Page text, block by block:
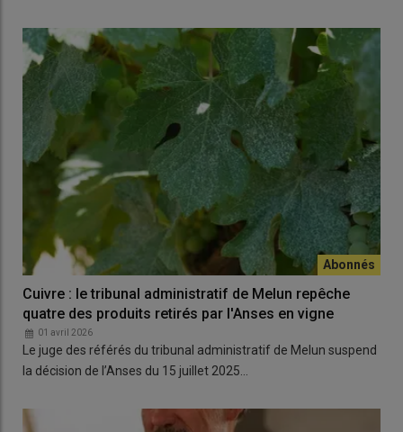
Cuivre : le tribunal administratif de Melun repêche
quatre des produits retirés par l'Anses en vigne
01 avril 2026
Le juge des référés du tribunal administratif de Melun suspend
la décision de l’Anses du 15 juillet 2025…